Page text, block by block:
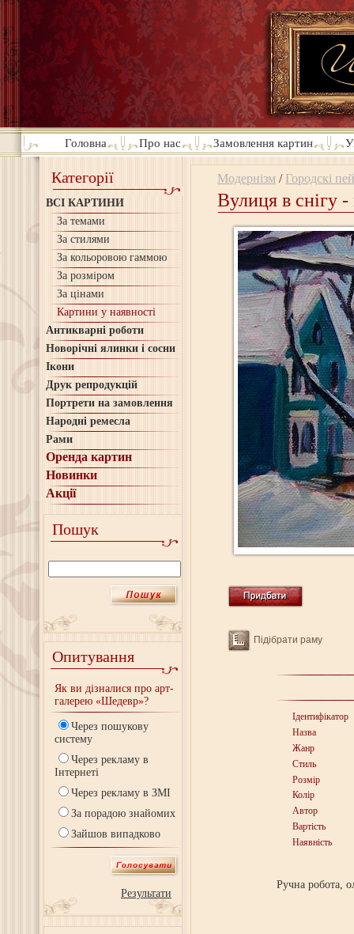
Головна Про нас Замовлення картин
Категорії
ВСІ КАРТИНИ
За темами
За стилями
За кольоровою гаммою
За розміром
За цінами
Картини у наявності
Антикварні роботи
Новорічні ялинки і сосни
Ікони
Друк репродукцій
Портрети на замовлення
Народні ремесла
Рами
Оренда картин
Новинки
Акції
Пошук
Опитування
Як ви дізналися про арт-
галерею «Шедевр»?
Через пошукову
систему
Через рекламу в
Інтернеті
Через рекламу в ЗМІ
За порадою знайомих
Зайшов випадково
Результати
Модернізм / Городскі
Вулиця в снігу
Підібрати раму
Ідентифікатор
Назва
Жанр
Стиль
Розмір
Колір
Автор
Вартість
Наявність
Ручна робота,